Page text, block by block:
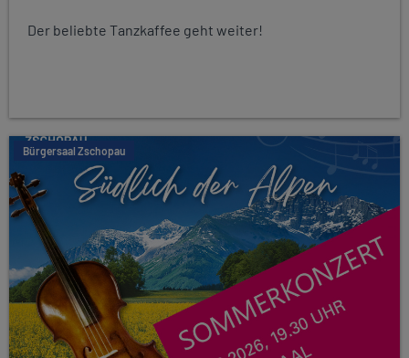
Der beliebte Tanzkaffee geht weiter!
Bürgersaal Zschopau